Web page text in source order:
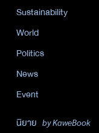
Sustainability
World
Politics
News
Event
นิยาย by KaweBook